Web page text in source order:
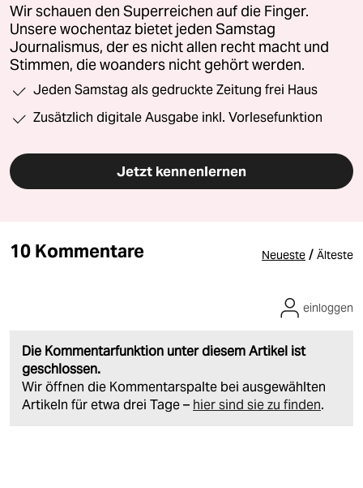
Wir schauen den Superreichen auf die Finger.
Unsere wochentaz bietet jeden Samstag
Journalismus, der es nicht allen recht macht und
Stimmen, die woanders nicht gehört werden.
Jeden Samstag als gedruckte Zeitung frei Haus
Zusätzlich digitale Ausgabe inkl. Vorlesefunktion
Jetzt kennenlernen
10 Kommentare Neueste / Älteste
Die Kommentarfunktion unter diesem Artikel ist
geschlossen.
Wir öffnen die Kommentarspalte bei ausgewählten
Artikeln für etwa drei Tage – hier sind sie zu finden.
einloggen